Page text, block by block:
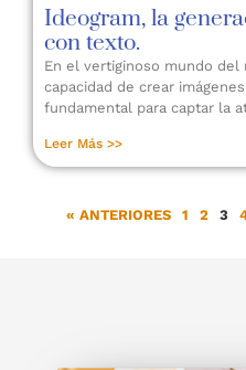
Ideogram, la
con texto.
En el vertiginoso mundo del
capacidad de crear
fundamental para captar la
Leer Más >>
« ANTERIORES 1 2 3